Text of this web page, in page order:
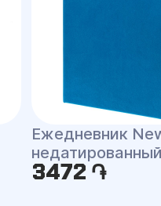
Ежедневник
3472 ֏